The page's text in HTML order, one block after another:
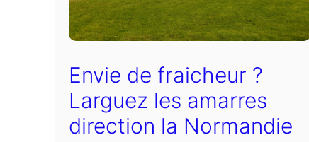
Envie de fraicheur ?
Larguez les amarres
direction la Normandie